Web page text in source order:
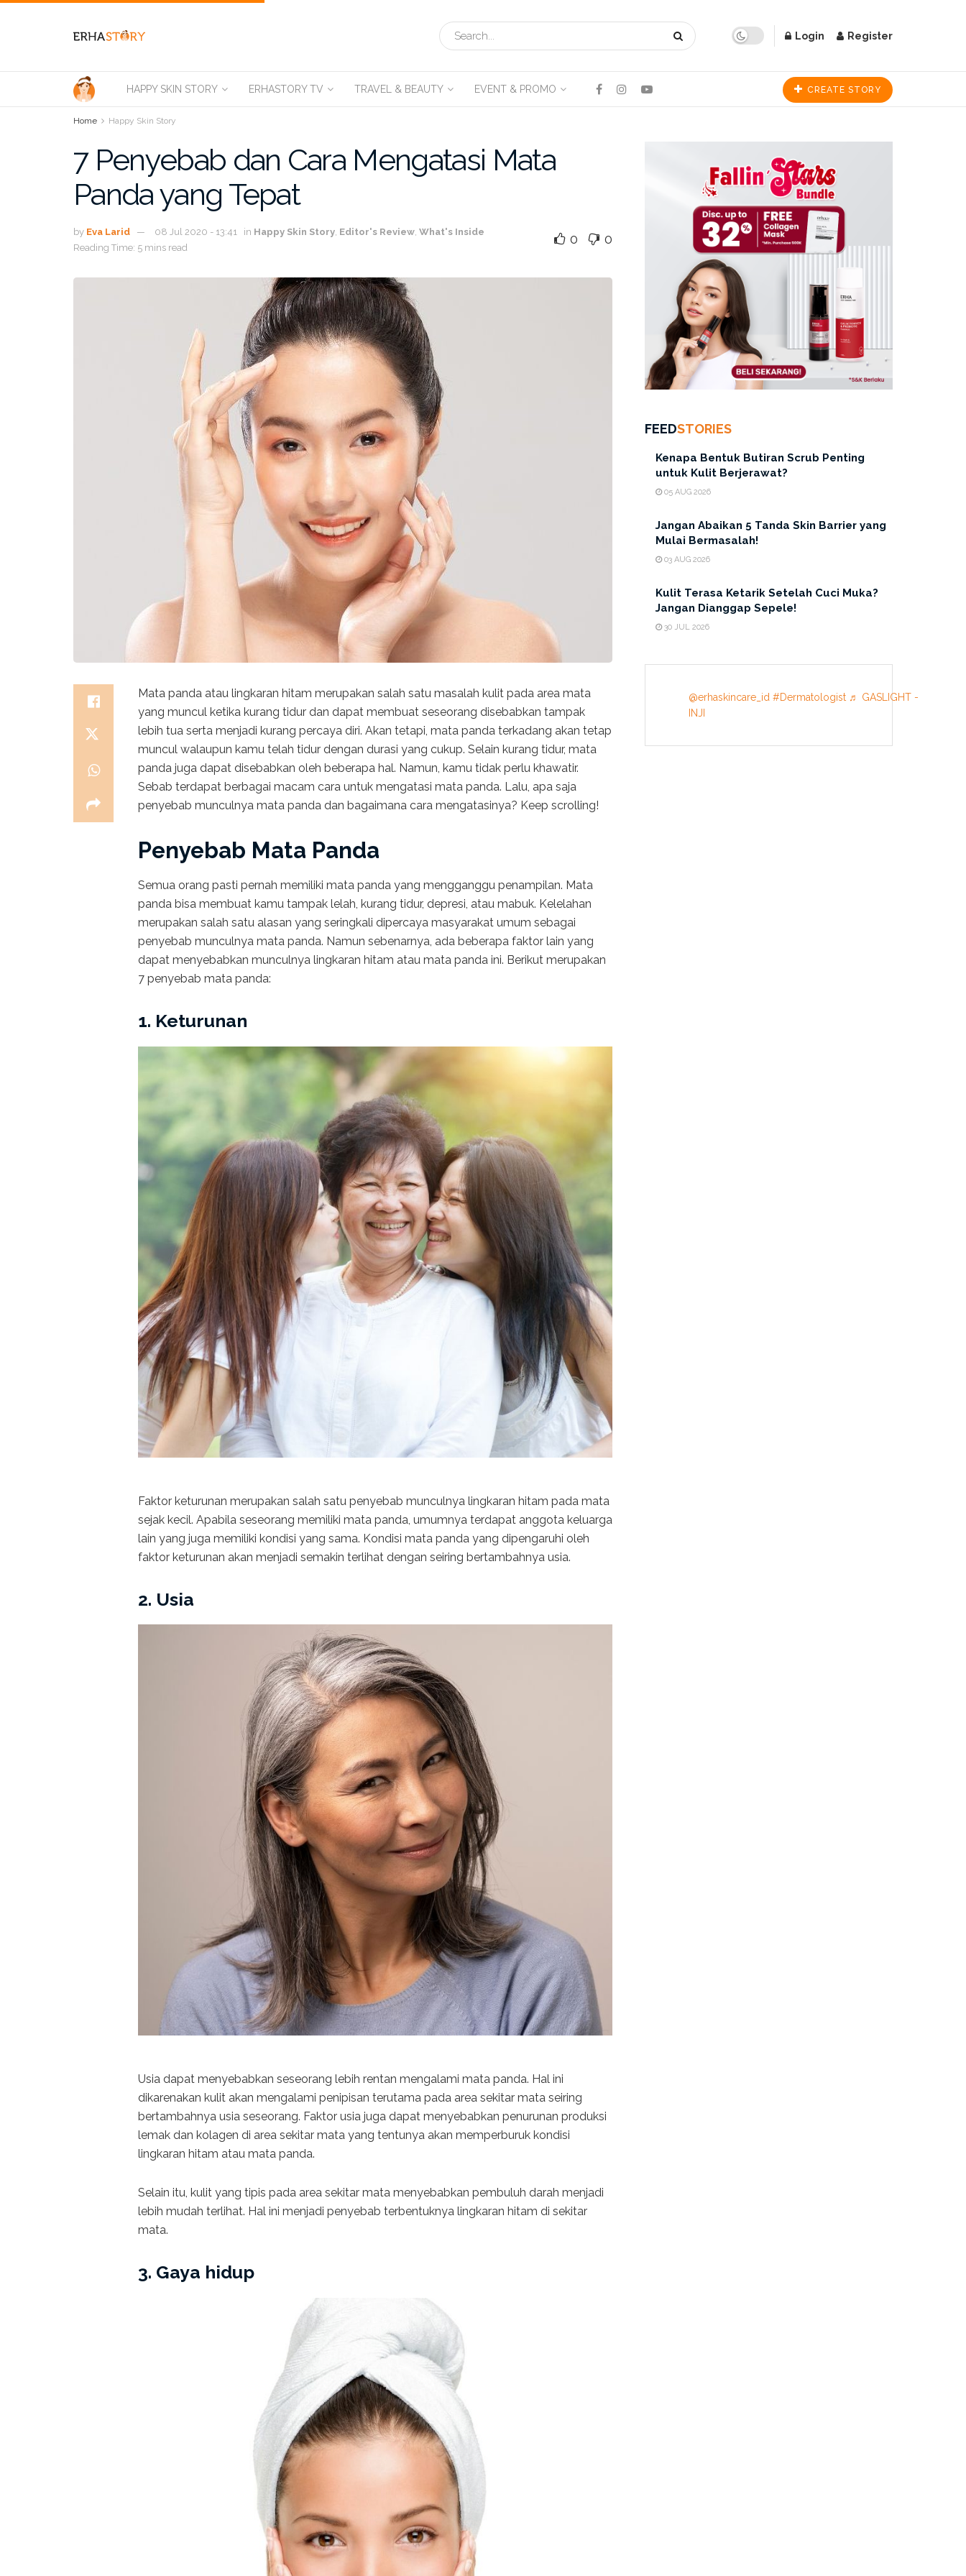
Login Register
HAPPY SKIN STORY ERHASTORY TV TRAVEL & BEAUTY EVENT & PROMO CREATE STORY
Home Happy Skin Story
7 Penyebab dan Cara Mengatasi Mata
Panda yang Tepat
by Eva Larid 08 Jul 2020 - 13:41 in Happy Skin Story Editor's Review What's Inside
Reading Time: 5 mins read
0 0
Mata panda atau lingkaran hitam merupakan salah satu masalah kulit pada area mata
yang muncul ketika kurang tidur dan dapat membuat seseorang disebabkan tampak
lebih tua serta menjadi kurang percaya diri. Akan tetapi, mata panda terkadang akan tetap
muncul walaupun kamu telah tidur dengan durasi yang cukup. Selain kurang tidur, mata
panda juga dapat disebabkan oleh beberapa hal. Namun, kamu tidak perlu khawatir.
Sebab terdapat berbagai macam cara untuk mengatasi mata panda. Lalu, apa saja
penyebab munculnya mata panda dan bagaimana cara mengatasinya? Keep scrolling!
Penyebab Mata Panda
Semua orang pasti pernah memiliki mata panda yang mengganggu penampilan. Mata
panda bisa membuat kamu tampak lelah, kurang tidur, depresi, atau mabuk. Kelelahan
merupakan salah satu alasan yang seringkali dipercaya masyarakat umum sebagai
penyebab munculnya mata panda. Namun sebenarnya, ada beberapa faktor lain yang
dapat menyebabkan munculnya lingkaran hitam atau mata panda ini. Berikut merupakan
7 penyebab mata panda:
1. Keturunan
Faktor keturunan merupakan salah satu penyebab munculnya lingkaran hitam pada mata
sejak kecil. Apabila seseorang memiliki mata panda, umumnya terdapat anggota keluarga
lain yang juga memiliki kondisi yang sama. Kondisi mata panda yang dipengaruhi oleh
faktor keturunan akan menjadi semakin terlihat dengan seiring bertambahnya usia.
2. Usia
Usia dapat menyebabkan seseorang lebih rentan mengalami mata panda. Hal ini
dikarenakan kulit akan mengalami penipisan terutama pada area sekitar mata seiring
bertambahnya usia seseorang. Faktor usia juga dapat menyebabkan penurunan produksi
lemak dan kolagen di area sekitar mata yang tentunya akan memperburuk kondisi
lingkaran hitam atau mata panda.
Selain itu, kulit yang tipis pada area sekitar mata menyebabkan pembuluh darah menjadi
lebih mudah terlihat. Hal ini menjadi penyebab terbentuknya lingkaran hitam di sekitar
mata.
3. Gaya hidup
FEEDSTORIES
Kenapa Bentuk Butiran Scrub Penting
untuk Kulit Berjerawat?
05 AUG 2026
Jangan Abaikan 5 Tanda Skin Barrier yang
Mulai Bermasalah!
03 AUG 2026
Kulit Terasa Ketarik Setelah Cuci Muka?
Jangan Dianggap Sepele!
30 JUL 2026
@erhaskincare_id #Dermatologist ♬ GASLIGHT -
INJI